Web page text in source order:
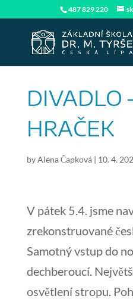
487 829 220
DIVADLO
HRAČEK
byAlena Čapková| 10. 4.
V pátek 5.4. jsme
zrekonstruované
Samotný vstup do
dechberoucí.
osvětlení stropu.